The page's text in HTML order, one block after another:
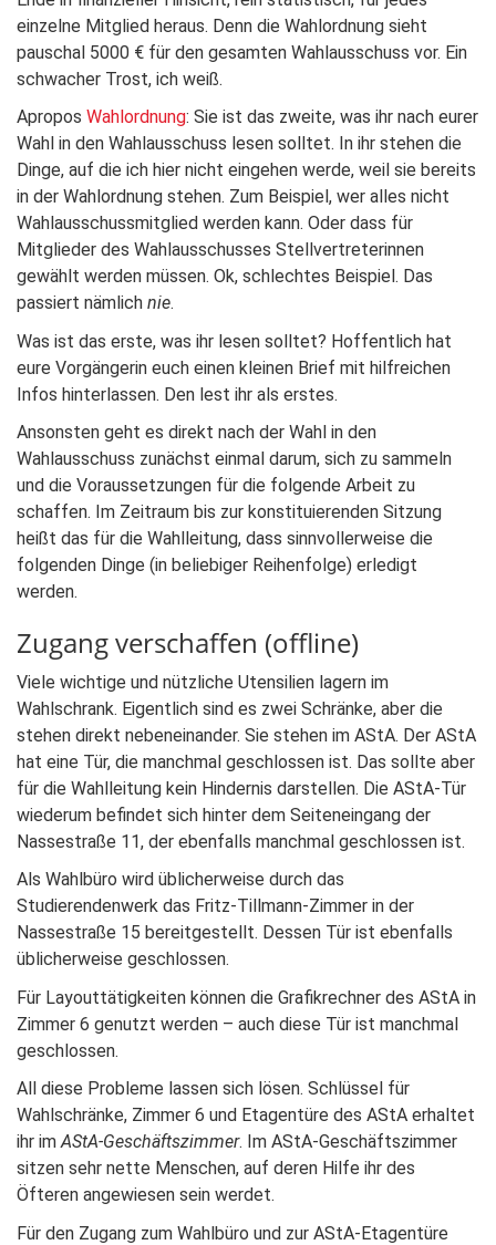
einzelne Mitglied heraus. Denn die Wahlordnung sieht
pauschal 5000 € für den gesamten Wahlausschuss vor. Ein
schwacher Trost, ich weiß.
Apropos Wahlordnung: Sie ist das zweite, was ihr nach eurer
Wahl in den Wahlausschuss lesen solltet. In ihr stehen die
Dinge, auf die ich hier nicht eingehen werde, weil sie bereits
in der Wahlordnung stehen. Zum Beispiel, wer alles nicht
Wahlausschussmitglied werden kann. Oder dass für
Mitglieder des Wahlausschusses Stellvertreterinnen
gewählt werden müssen. Ok, schlechtes Beispiel. Das
passiert nämlich nie.
Was ist das erste, was ihr lesen solltet? Hoffentlich hat
eure Vorgängerin euch einen kleinen Brief mit hilfreichen
Infos hinterlassen. Den lest ihr als erstes.
Ansonsten geht es direkt nach der Wahl in den
Wahlausschuss zunächst einmal darum, sich zu sammeln
und die Voraussetzungen für die folgende Arbeit zu
schaffen. Im Zeitraum bis zur konstituierenden Sitzung
heißt das für die Wahlleitung, dass sinnvollerweise die
folgenden Dinge (in beliebiger Reihenfolge) erledigt
werden.
Zugang verschaffen (offline)
Viele wichtige und nützliche Utensilien lagern im
Wahlschrank. Eigentlich sind es zwei Schränke, aber die
stehen direkt nebeneinander. Sie stehen im AStA. Der AStA
hat eine Tür, die manchmal geschlossen ist. Das sollte aber
für die Wahlleitung kein Hindernis darstellen. Die AStA-Tür
wiederum befindet sich hinter dem Seiteneingang der
Nassestraße 11, der ebenfalls manchmal geschlossen ist.
Als Wahlbüro wird üblicherweise durch das
Studierendenwerk das Fritz-Tillmann-Zimmer in der
Nassestraße 15 bereitgestellt. Dessen Tür ist ebenfalls
üblicherweise geschlossen.
Für Layouttätigkeiten können die Grafikrechner des AStA in
Zimmer 6 genutzt werden – auch diese Tür ist manchmal
geschlossen.
All diese Probleme lassen sich lösen. Schlüssel für
Wahlschränke, Zimmer 6 und Etagentüre des AStA erhaltet
ihr imAStA-Geschäftszimmer. Im AStA-Geschäftszimmer
sitzen sehr nette Menschen, auf deren Hilfe ihr des
Öfteren angewiesen sein werdet.
Für den Zugang zum Wahlbüro und zur AStA-Etagentüre